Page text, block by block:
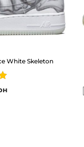
White Skeleton